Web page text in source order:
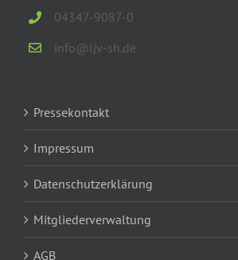
04347-9087-0
info@ljv-sh.de
Pressekontakt
Impressum
Datenschutzerklärung
Mitgliederverwaltung
AGB